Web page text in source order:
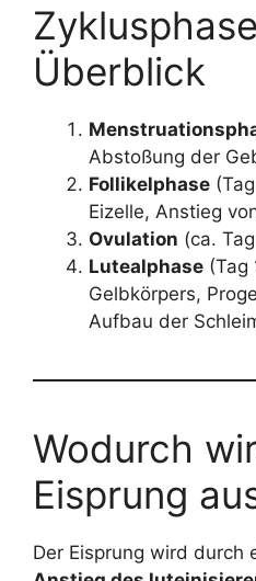
Überblick
Abstoßung der
Follikelphase
Eizelle, Anstieg
Ovulation (ca.
Lutealphase (Tag
Gelbkörpers,
Aufbau der
Wodurch
Eisprung
Der Eisprung wird durch